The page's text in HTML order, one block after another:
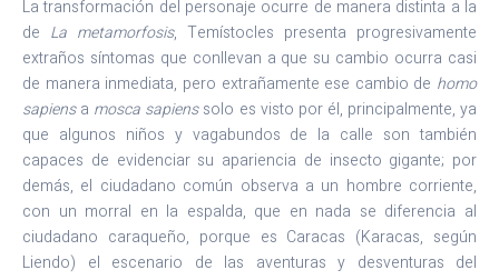
La transformación del personaje ocurre de manera distinta a la
de La metamorfosis, Temístocles presenta progresivamente
extraños síntomas que conllevan a que su cambio ocurra casi
de manera inmediata, pero extrañamente ese cambio de homo
sapiensa mosca sapienssolo es visto por él, principalmente, ya
que algunos niños y vagabundos de la calle son también
capaces de evidenciar su apariencia de insecto gigante; por
demás, el ciudadano común observa a un hombre corriente,
con un morral en la espalda, que en nada se diferencia al
ciudadano caraqueño, porque es Caracas (Karacas, según
Liendo) el escenario de las aventuras y desventuras del